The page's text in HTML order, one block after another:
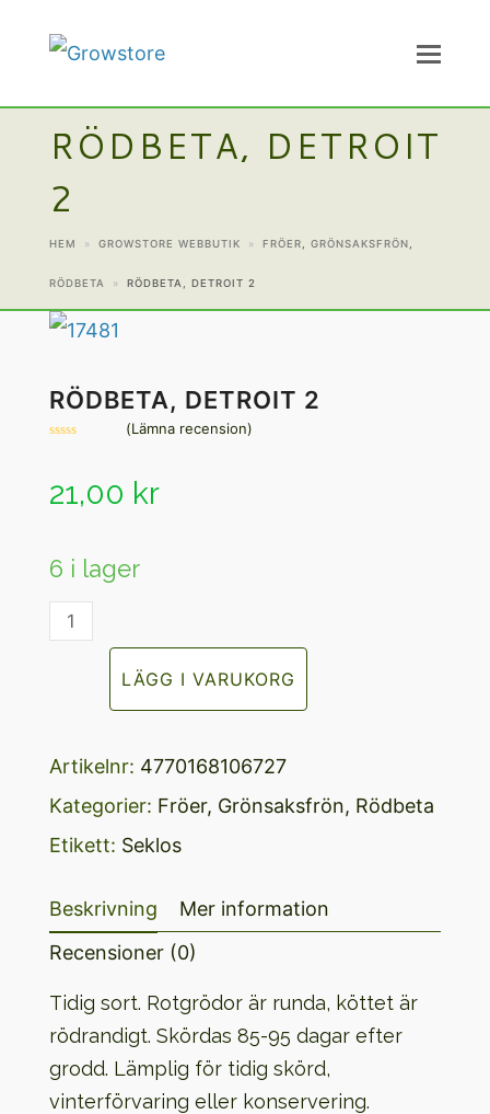
RÖDBETA, DETROIT
2
HEM » GROWSTORE WEBBUTIK » FRÖER GRÖNSAKSFRÖN
RÖDBETA » RÖDBETA, DETROIT 2
RÖDBETA, DETROIT 2
5
(Lämna recension)
21,00 kr
6 i lager
Rödbeta,
DETROIT
LÄGG I VARUKORG
Artikelnr: 4770168106727
Kategorier: Fröer, Grönsaksfrön, Rödbeta
Etikett: Seklos
Beskrivning
Mer information
Recensioner (0)
Tidig sort. Rotgrödor är runda, köttet är
rödrandigt. Skördas 85-95 dagar efter
grodd. Lämplig för tidig skörd,
vinterförvaring eller konservering.